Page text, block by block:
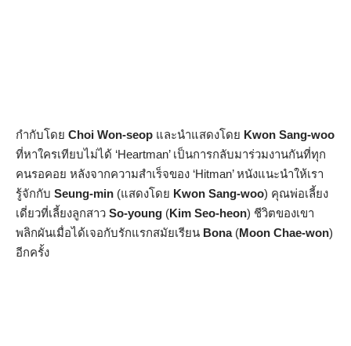
กำกับโดย Choi Won-seop และนำแสดงโดย Kwon Sang-woo
ที่หาใครเทียบไม่ได้ ‘Heartman’ เป็นการกลับมาร่วมงานกันที่ทุก
คนรอคอย หลังจากความสำเร็จของ ‘Hitman’ หนังแนะนำให้เรา
รู้จักกับ Seung-min (แสดงโดย Kwon Sang-woo) คุณพ่อเลี้ยง
เดี่ยวที่เลี้ยงลูกสาว So-young (Kim Seo-heon) ชีวิตของเขา
พลิกผันเมื่อได้เจอกับรักแรกสมัยเรียน Bona(Moon Chae-won)
อีกครั้ง